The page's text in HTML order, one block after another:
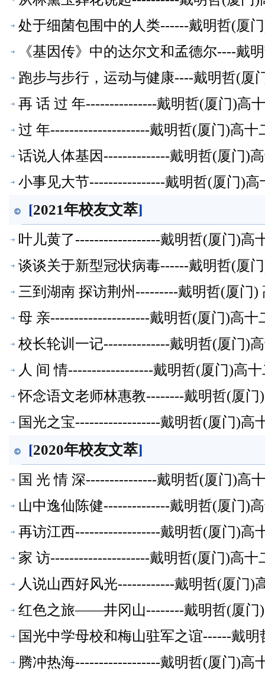
处于细菌包围中的人类------戴明哲(厦
《基因传》中的达尔文和孟德尔----戴
跑步与步行，运动与健康----戴明哲(厦
再 话 过 年---------------戴明哲(厦门)高
过 年---------------------戴明哲(厦门)高
话说人体基因--------------戴明哲(厦门)
小事见大节----------------戴明哲(厦门)
[2021年校友文萃]
叶儿黄了------------------戴明哲(厦门)高
谈谈关于新型冠状病毒------戴明哲(厦
三到湖南 探访荆州---------戴明哲(厦门
母 亲---------------------戴明哲(厦门)高
校长轮训一记--------------戴明哲(厦门)
人 间 情------------------戴明哲(厦门)高
怀念语文老师林惠教--------戴明哲(厦
国光之宝------------------戴明哲(厦门)高
[2020年校友文萃]
国 光 情 深---------------戴明哲(厦门)高
山中逸仙陈健--------------戴明哲(厦门)
再访江西------------------戴明哲(厦门)高
家 访---------------------戴明哲(厦门)高
人说山西好风光------------戴明哲(厦门)
红色之旅——井冈山--------戴明哲(厦门
国光中学母校和梅山驻军之谊------戴
腾冲热海------------------戴明哲(厦门)高